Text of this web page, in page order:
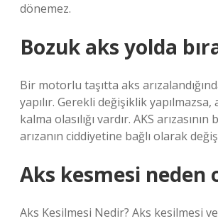
dönemez.
Bozuk aks yolda
Bir motorlu taşıtta aks
yapılır. Gerekli değişiklik yapılmazsa,
kalma olasılığı vardır. AKS
arızanın ciddiyetine bağlı olarak
Aks kesmesi neden
Aks Kesilmesi Nedir? Aks kesilmesi